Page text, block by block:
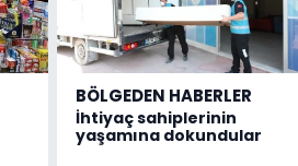
BÖLGEDEN HABERLER
İhtiyaç sahiplerinin
yaşamına dokundular